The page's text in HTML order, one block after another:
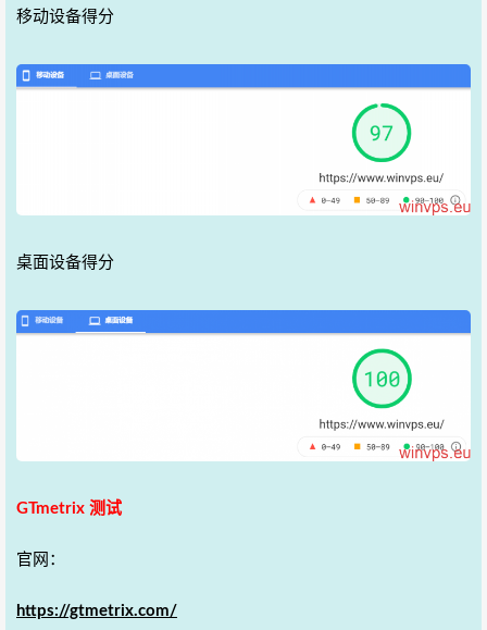
移动设备得分
桌面设备得分
GTmetrix 测试
官网：
https://gtmetrix.com/